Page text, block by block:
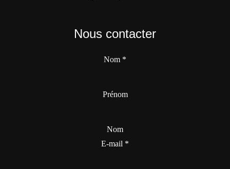
Nous contacter
Nom *
Prénom
Nom
E-mail *